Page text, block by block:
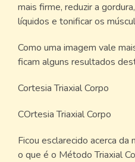
mais firme, reduzir a
líquidos e tonificar os
Como uma imagem vale
ficam alguns resultados
Cortesia Triaxial Corpo
COrtesia Triaxial Corpo
Ficou esclarecido acerca da
o que é o Método Triaxial